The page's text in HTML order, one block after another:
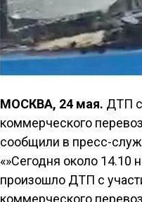
МОСКВА, 24 мая. ДТП с
коммерческого
сообщили в пресс-
«»Сегодня около 14.10
произошло ДТП с
коммерческого